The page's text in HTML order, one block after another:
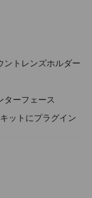
ントレンズホルダー
ターフェース
ットにプラグイン